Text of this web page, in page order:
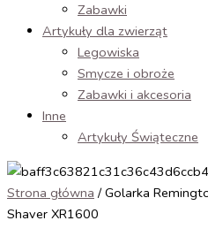
Zabawki
Artykuły dla zwierząt
Legowiska
Smycze i obroże
Zabawki i akcesoria
Inne
Artykuły Świąteczne
Strona główna / Golarka
Shaver XR1600